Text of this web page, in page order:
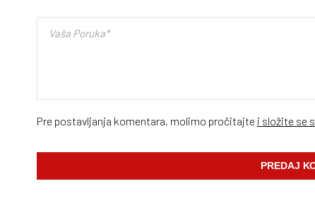
Pre postavljanja komentara, molimo pročitajte i složite se